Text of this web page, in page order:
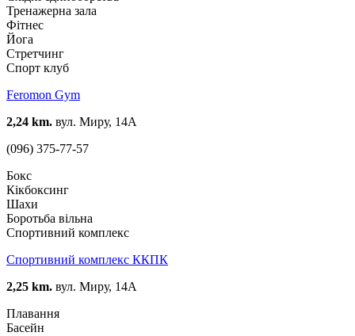
Тренажерна зала
Фітнес
Йога
Стретчинг
Спорт клуб
Feromon Gym
2,24 km. вул. Миру, 14А
(096) 375-77-57
Бокс
Кікбоксинг
Шахи
Боротьба вільна
Спортивний комплекс
Спортивний комплекс ККПК
2,25 km. вул. Миру, 14А
Плавання
Басейн